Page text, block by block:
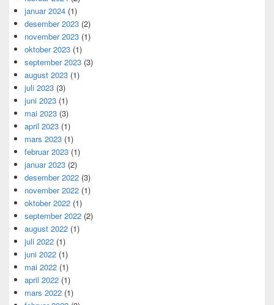
januar 2024 (1)
desember 2023 (2)
november 2023 (1)
oktober 2023 (1)
september 2023 (3)
august 2023 (1)
juli 2023 (3)
juni 2023 (1)
mai 2023 (3)
april 2023 (1)
mars 2023 (1)
februar 2023 (1)
januar 2023 (2)
desember 2022 (3)
november 2022 (1)
oktober 2022 (1)
september 2022 (2)
august 2022 (1)
juli 2022 (1)
juni 2022 (1)
mai 2022 (1)
april 2022 (1)
mars 2022 (1)